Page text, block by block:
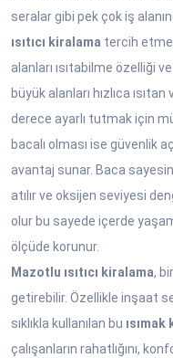
seralar gibi pek çok iş
ısıtıcı kiralama tercih
alanları ısıtabilme özelliği
büyük alanları hızlıca
derece ayarlı tutmak için
bacalı olması ise güvenlik
avantaj sunar. Baca
atılır ve oksijen seviyesi
olur bu sayede içerde
ölçüde korunur.
Mazotlu ısıtıcı kiralama,
getirebilir. Özellikle inşaat
sıklıkla kullanılan bu ısımak
çalışanların rahatlığını,